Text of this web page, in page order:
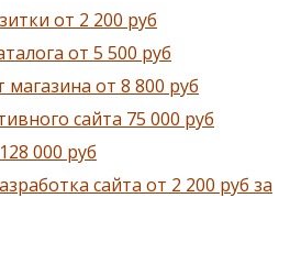
от 2 200 руб
от 5 500 руб
от 8 800 руб
сайта 75 000 руб
000 руб
сайта от 2 200 руб за